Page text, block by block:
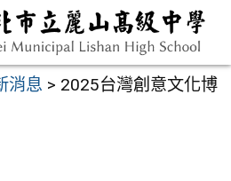
消息 > 2025台灣創意文化博